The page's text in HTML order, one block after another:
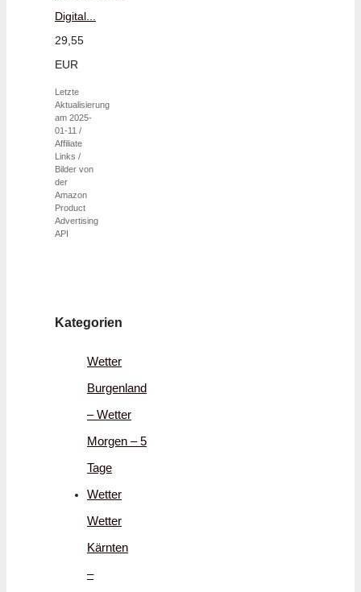
Digital...
29,55
EUR
Letzte
Aktualisierung
am 2025-
01-11 /
Affiliate
Links /
Bilder von
der
Amazon
Product
Advertising
API
Kategorien
Wetter
Burgenland
– Wetter
Morgen – 5
Tage
Wetter
Wetter
Kärnten
–